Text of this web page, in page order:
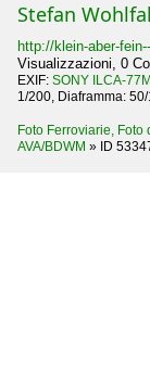
Stefan
http://klein-aber-
Visualizzazioni, 0
EXIF: SONY ILCA-
1/200, Diaframma:
Foto Ferroviarie, Foto
AVA/BDWM » ID